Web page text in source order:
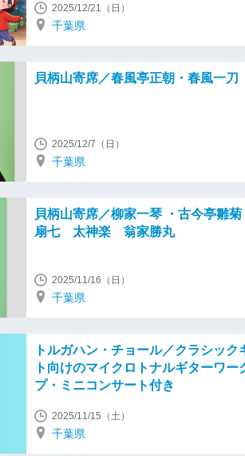
2025/12/21（日）
千葉県
貝柄山寄席／春風亭正朝・春風一刀
2025/12/7（日）
千葉県
貝柄山寄席／柳家一琴 ・古今亭雛
扇七 太神楽 翁家勝丸
2025/11/16（日）
千葉県
トルガハン・チョール／クラシック
ト向けのマイクロトナルギターワー
プ・ミニコンサート付き
2025/11/15（土）
千葉県